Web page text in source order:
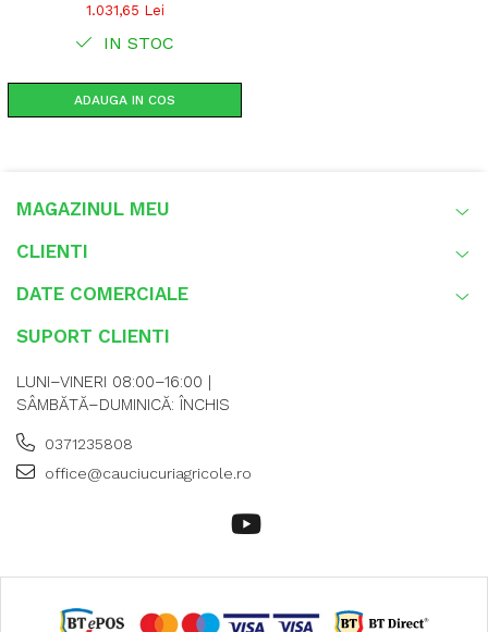
1.031,65 Lei
IN STOC
ADAUGA IN COS
MAGAZINUL MEU
CLIENTI
DATE COMERCIALE
SUPORT CLIENTI
LUNI–VINERI 08:00–16:00 |
SÂMBĂTĂ–DUMINICĂ: ÎNCHIS
0371235808
office@cauciucuriagricole.ro